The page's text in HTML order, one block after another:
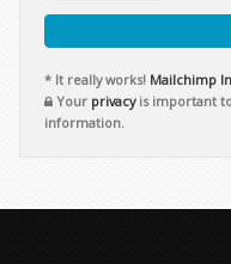
* It really works! Mailchimp
Your privacyis important
information.